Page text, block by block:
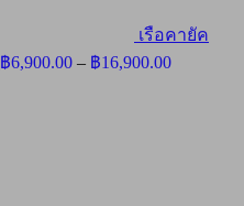
เรือคายัค
฿6,900.00 – ฿16,900.00Price